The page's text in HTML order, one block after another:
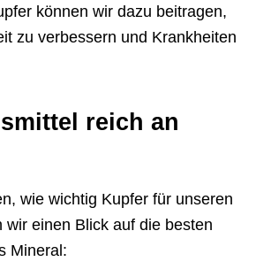
können wir dazu beitragen,
zu verbessern und Krankheiten
reich an
wie wichtig Kupfer für unseren
wir einen Blick auf die besten
Mineral: